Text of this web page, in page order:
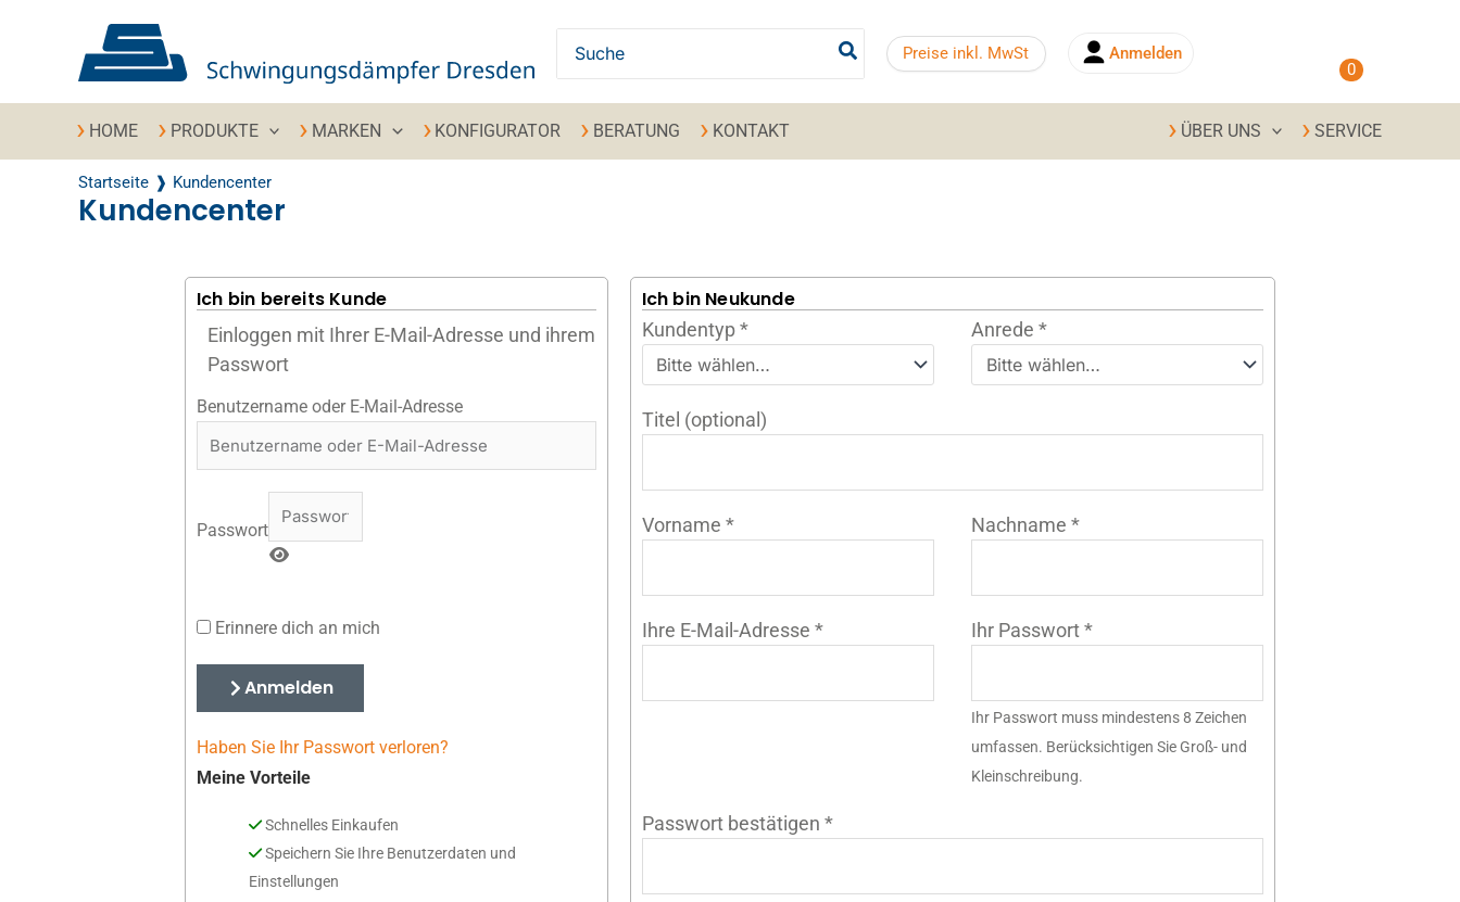
Preise inkl. MwSt Anmelden
0
HOME PRODUKTE MARKEN KONFIGURATOR BERATUNG KONTAKT ÜBER UNS SERVICE
Startseite Kundencenter
Kundencenter
Ich bin bereits Kunde
Einloggen mit Ihrer E-Mail-Adresse und ihrem
Passwort
Benutzername oder E-Mail-Adresse
Passwort
Erinnere dich an mich
Anmelden
Haben Sie Ihr Passwort verloren?
Meine Vorteile
Schnelles Einkaufen
Speichern Sie Ihre Benutzerdaten und
Einstellungen
Ich bin Neukunde
Kundentyp* Anrede *
Titel (optional)
Vorname * Nachname *
Ihre E-Mail-Adresse * Ihr Passwort*
Ihr Passwort muss mindestens 8 Zeichen
umfassen. Berücksichtigen Sie Groß- und
Kleinschreibung.
Passwort bestätigen *